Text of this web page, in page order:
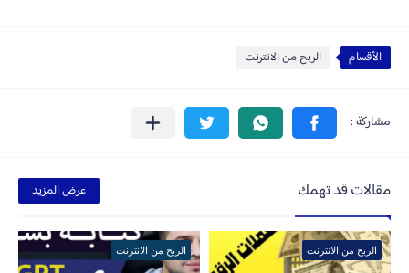
الأقسام الربح من الانترنت
مقالات قد تهمك عرض المزيد
الربح من الانترنت الربح من الانترنت